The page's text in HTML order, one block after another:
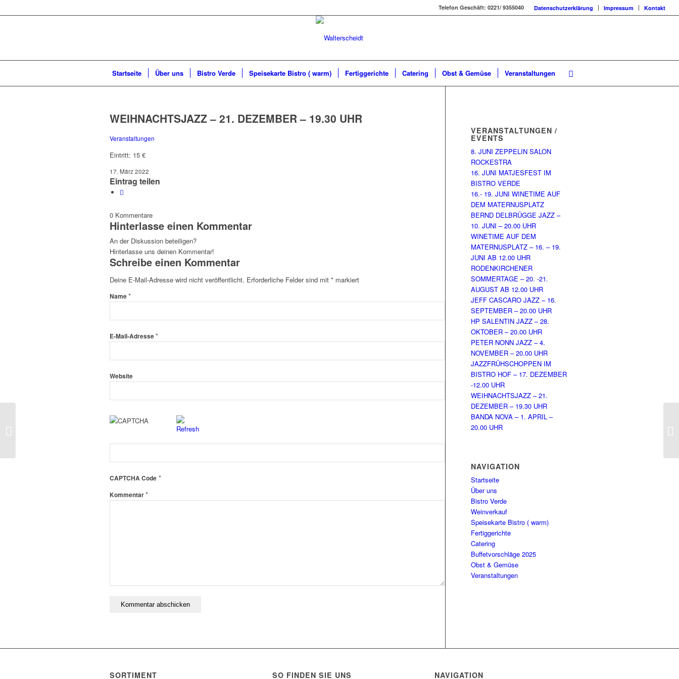
Datenschutzerklärung Impressum Kontakt
Telefon Geschäft: 0221/ 9355040
Startseite Über uns Bistro Verde Speisekarte Bistro ( warm) Fertiggerichte Catering Obst & Gemüse Veranstaltungen
WEIHNACHTSJAZZ – 21. DEZEMBER – 19.30 UHR
Veranstaltungen
Eintritt: 15 €
17. März 2022
Eintrag teilen
0 Kommentare
Hinterlasse einen Kommentar
An der Diskussion beteiligen?
Hinterlasse uns deinen Kommentar!
Schreibe einen Kommentar
Deine E-Mail-Adresse wird nicht veröffentlicht. Erforderliche Felder sind mit * markiert
Name*
E-Mail-Adresse*
Website
CAPTCHA Code *
Kommentar*
VERANSTALTUNGEN /
EVENTS
8. JUNI ZEPPELIN SALON
ROCKESTRA
16. JUNI MATJESFEST IM
BISTRO VERDE
16.- 19. JUNI WINETIME AUF
DEM MATERNUSPLATZ
BERND DELBRÜGGE JAZZ –
10. JUNI – 20.00 UHR
WINETIME AUF DEM
MATERNUSPLATZ – 16. – 19.
JUNI AB 12.00 UHR
RODENKIRCHENER
SOMMERTAGE – 20. -21.
AUGUST AB 12.00 UHR
JEFF CASCARO JAZZ – 16.
SEPTEMBER – 20.00 UHR
HP SALENTIN JAZZ – 28.
OKTOBER – 20.00 UHR
PETER NONN JAZZ – 4.
NOVEMBER – 20.00 UHR
JAZZFRÜHSCHOPPEN IM
BISTRO HOF – 17. DEZEMBER
-12.00 UHR
WEIHNACHTSJAZZ – 21.
DEZEMBER – 19.30 UHR
BANDA NOVA – 1. APRIL –
20.00 UHR
NAVIGATION
Startseite
Über uns
Bistro Verde
Weinverkauf
Speisekarte Bistro ( warm)
Fertiggerichte
Catering
Buffetvorschläge 2025
Obst & Gemüse
Veranstaltungen
SORTIMENT SO FINDEN SIE UNS NAVIGATION
BANDA NOVA – 1. APRIL – 20.00